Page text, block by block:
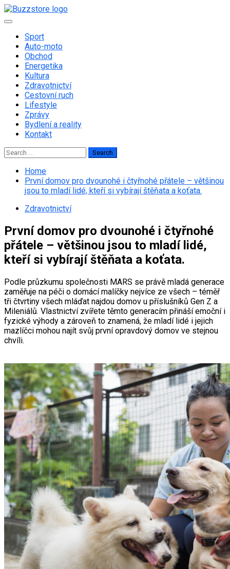
Skip
to
Primary
Sport
Auto-moto
Obchod
Energetika
Kultura
Zdravotnictví
Cestovní ruch
Lifestyle
Zprávy
Bydlení a reality
Kontakt
Search
for:
Home
První domov pro dvounohé i čtyřnohé přátele – většinou
jsou to mladí lidé, kteří si vybírají štěňata a koťata.
Zdravotnictví
První domov pro dvounohé i čtyřnohé
přátele – většinou jsou to mladí lidé,
kteří si vybírají štěňata a koťata.
Podle průzkumu společnosti MARS se právě mladá generace
zaměřuje na péči o domácí malíčky nejvíce ze všech – téměř
tři čtvrtiny všech mláďat najdou domov u příslušníků Gen Z a
Mileniálů. Vlastnictví zvířete těmto generacím přináší emoční i
fyzické výhody a zároveň to znamená, že mladí lidé i jejich
mazlíčci mohou najít svůj první opravdový domov ve stejnou
chvíli.